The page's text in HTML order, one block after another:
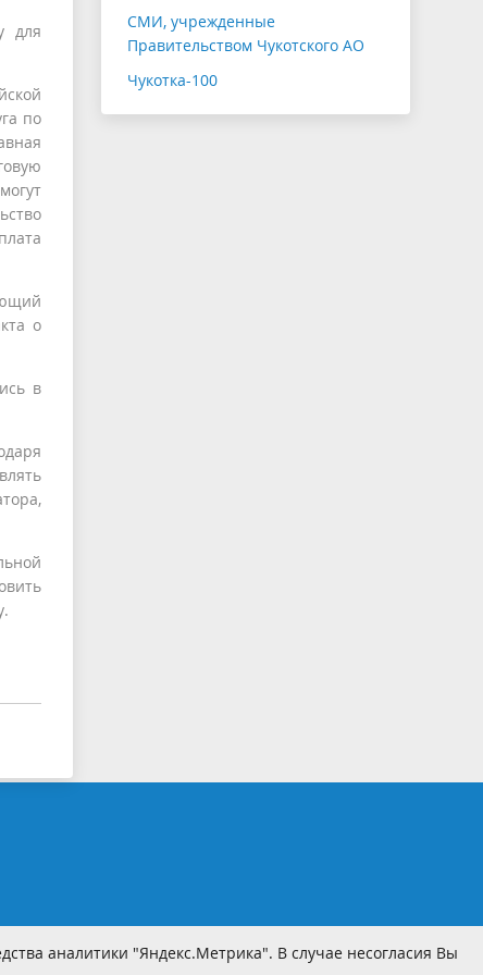
для
по
о
в
СМИ, учрежденные
Правительством Чукотского АО
Чукотка-100
аналитики "Яндекс.Метрика". В случае несогласия Вы